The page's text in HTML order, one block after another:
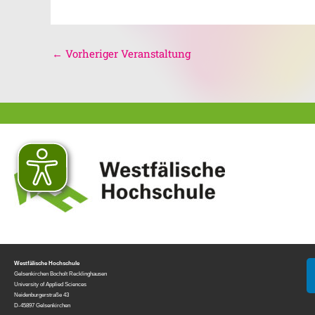
← Vorheriger Veranstaltung
Westfälische Hochschule
Gelsenkirchen Bocholt Recklinghausen
University of Applied Sciences
Neidenburgerstraße 43
D-45897 Gelsenkirchen